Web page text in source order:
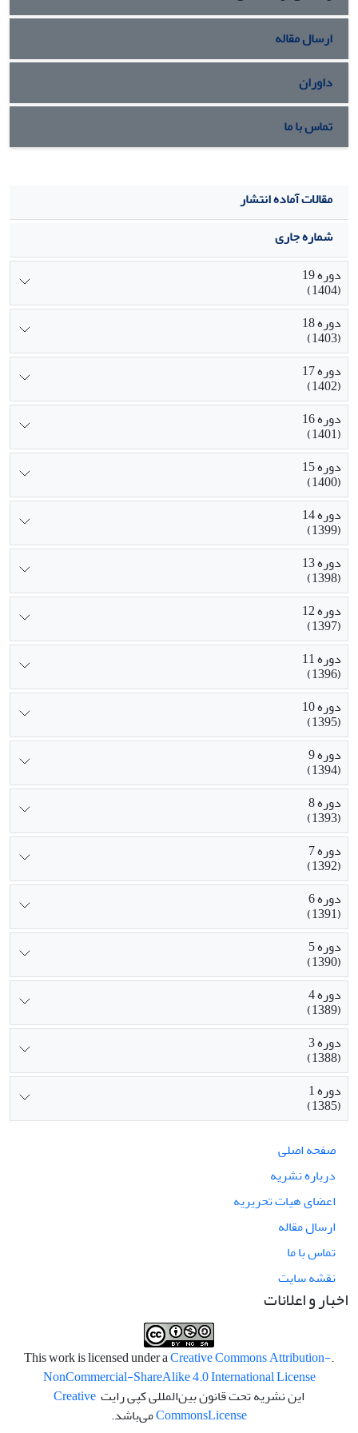
ارسال مقاله
داوران
تماس با ما
مقالات آماده انتشار
شماره جاری
دوره 19
(1404)
دوره 18
(1403)
دوره 17
(1402)
دوره 16
(1401)
دوره 15
(1400)
دوره 14
(1399)
دوره 13
(1398)
دوره 12
(1397)
دوره 11
(1396)
دوره 10
(1395)
دوره 9
(1394)
دوره 8
(1393)
دوره 7
(1392)
دوره 6
(1391)
دوره 5
(1390)
دوره 4
(1389)
دوره 3
(1388)
دوره 1
(1385)
صفحه اصلی
درباره نشریه
اعضای هیات تحریریه
ارسال مقاله
تماس با ما
نقشه سایت
اخبار و اعلانات
.This work is licensed under a
Creative Commons Attribution-
NonCommercial-ShareAlike 4.0 International License
این نشریه تحت قانون بین‌المللی کپی رایت Creative
CommonsLicense می‌باشد.